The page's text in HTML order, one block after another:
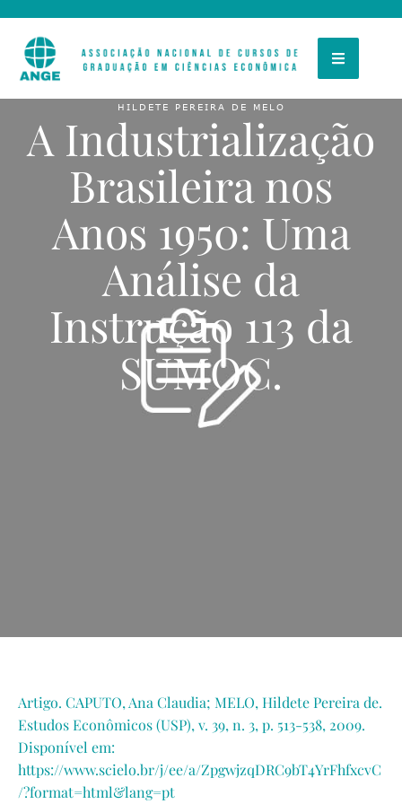
HILDETE PEREIRA DE MELO
A Industrialização
Brasileira nos
Anos 1950: Uma
Análise da
Instrução 113 da
SUMOC.
Artigo. CAPUTO, Ana Claudia; MELO, Hildete Pereira de.
Estudos Econômicos (USP), v. 39, n. 3, p. 513-538, 2009.
Disponível em:
https://www.scielo.br/j/ee/a/ZpgwjzqDRC9bT4YrFhfxcvC
/?format=html&lang=pt